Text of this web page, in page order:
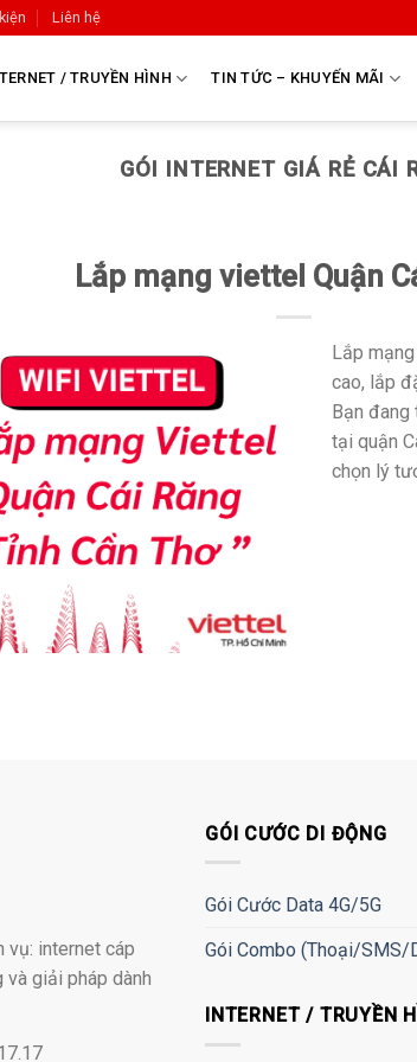
Liên hệ
/ TRUYỀN HÌNH TIN TỨC – KHUYẾN MÃI
GÓI INTERNET GIÁ RẺ CÁI
Lắp mạng viettel Quận
Lắp
cao, lắp
Bạn
tại quận
chọn lý
vụ: internet cáp
và giải pháp dành
GÓI CƯỚC DI ĐỘNG
Gói Cước Data 4G/5G
Gói Combo (Thoại/SMS/
INTERNET / TRUYỀN